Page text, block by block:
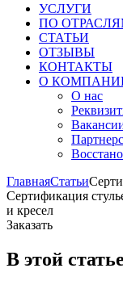
УСЛУГИ
ПО
СТАТЬИ
ОТЗЫВЫ
КОНТАКТЫ
О
О нас
ГлавнаяСтатьи
Сертификация
и кресел
Заказать
В этой